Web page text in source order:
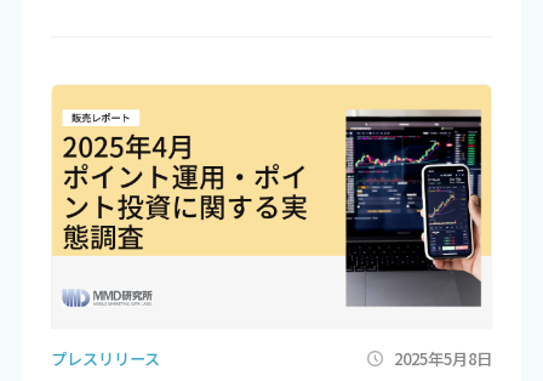
プレスリリース 2025年5月8日